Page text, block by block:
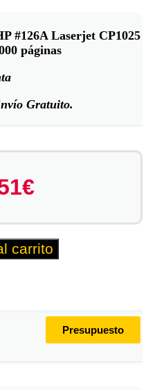
#126A Laserjet CP1025
páginas
Gratuito.
€
carrito
Presupuesto